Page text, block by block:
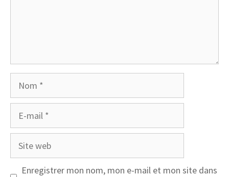
Site
Enregistrer mon nom, mon e-mail et mon site dans